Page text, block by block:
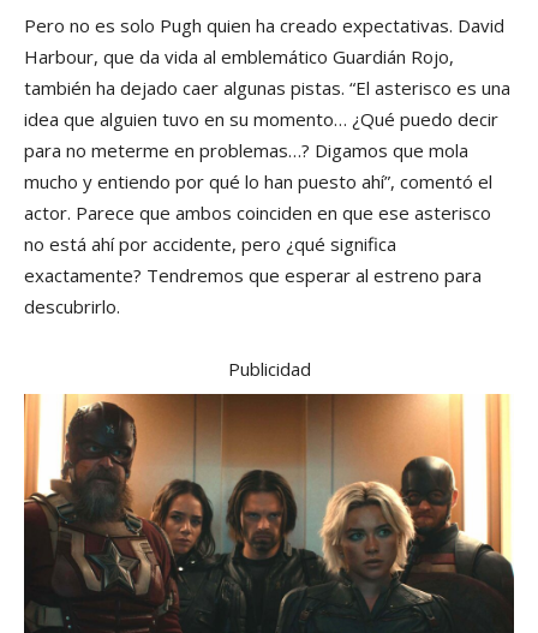
Pero no es solo Pugh quien ha creado expectativas. David
Harbour, que da vida al emblemático Guardián Rojo,
también ha dejado caer algunas pistas. “El asterisco es una
idea que alguien tuvo en su momento… ¿Qué puedo decir
para no meterme en problemas…? Digamos que mola
mucho y entiendo por qué lo han puesto ahí”, comentó el
actor. Parece que ambos coinciden en que ese asterisco
no está ahí por accidente, pero ¿qué significa
exactamente? Tendremos que esperar al estreno para
descubrirlo.
Publicidad